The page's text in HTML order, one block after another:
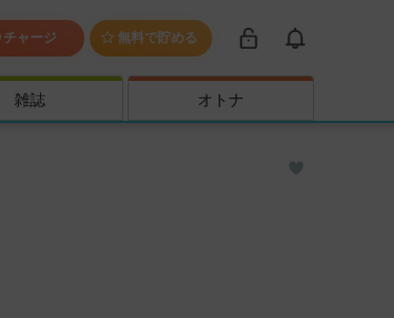
チャージ 無料で貯める
雑誌 オトナ